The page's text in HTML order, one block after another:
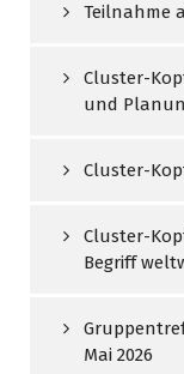
Teilnahme
Cluster-
und
Cluster-
Cluster-
Begriff
Mai 2026